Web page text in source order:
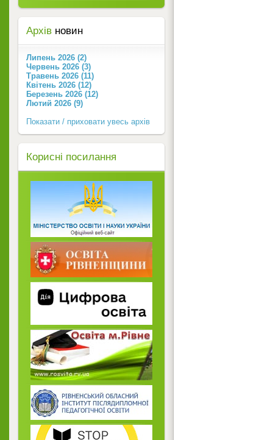
Архів новин
Липень 2026 (2)
Червень 2026 (3)
Травень 2026 (11)
Квітень 2026 (12)
Березень 2026 (12)
Лютий 2026 (9)
Показати / приховати увесь архів
Корисні посилання